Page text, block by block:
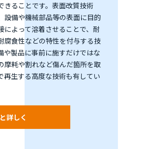
きることです。表面改質技術
設備や機械部品等の表面に目的
によって溶着させることで、耐
腐食性などの特性を付与する技
や製品に事前に施すだけではな
摩耗や割れなど傷んだ箇所を取
再生する高度な技術も有してい
詳しく